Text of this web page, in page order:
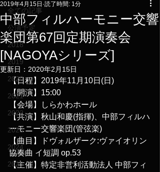
全ての記事
公演予定
2018
2019
2020
2021
2022
2023
2024
2025
中部フィルハーモニー交響
楽団第67回定期演奏会
[NAGOYAシリーズ]
2019年4月15日 読了時間: 1分
更新日： 2020年2月15日
【日程】2019年11月10日(日)
【開演】15:00
【会場】しらかわホール
【共演】秋山和慶(指揮)、中部フィルハ
ーモニー交響楽団(管弦楽)
【曲目】ドヴォルザーク:ヴァイオリン
協奏曲 イ短調 op.53
【主催】特定非営利活動法人 中部フィ